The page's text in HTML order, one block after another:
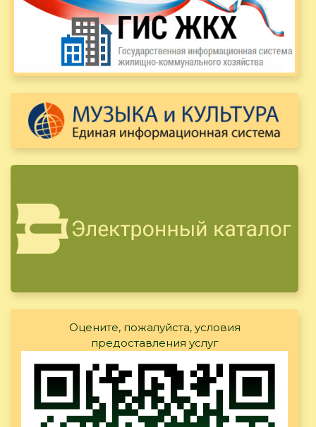
Оцените, пожалуйста, условия
предоставления услуг